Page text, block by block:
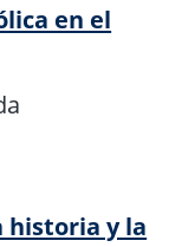
en el
historia y la